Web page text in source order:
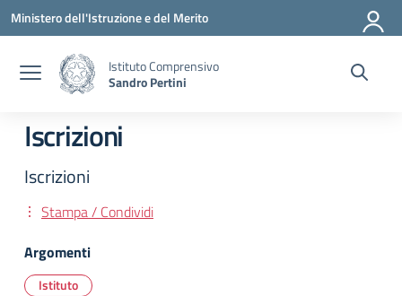
Vai ai contenuti
Vai al menu di navigazione
Vai al footer
Ministero dell'Istruzione e del Merito
Istituto Comprensivo
Sandro Pertini
Iscrizioni
Iscrizioni
Stampa / Condividi
Argomenti
Istituto